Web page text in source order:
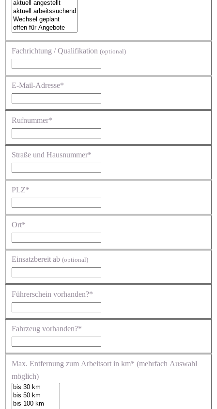
Fachrichtung / Qualifikation (optional)
E-Mail-Adresse*
Rufnummer*
Straße und Hausnummer*
PLZ*
Ort*
Einsatzbereit ab (optional)
Führerschein vorhanden?*
Fahrzeug vorhanden?*
Max. Entfernung zum Arbeitsort in km* (mehrfach Auswahl
möglich)